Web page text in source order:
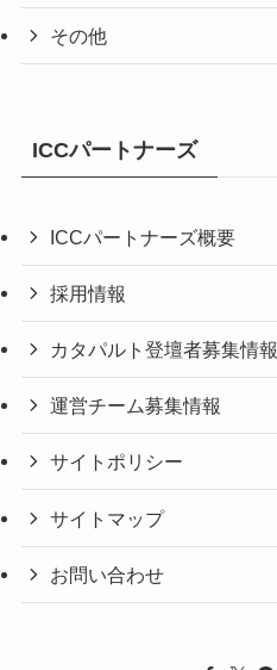
その他
ICCパートナーズ
ICCパートナーズ概要
採用情報
カタパルト登壇者募集情報
運営チーム募集情報
サイトポリシー
サイトマップ
お問い合わせ